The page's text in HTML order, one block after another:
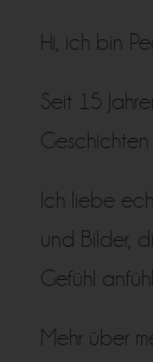
Hi, ich bin
Seit 15
Ich liebe
und Bilder,
Gefühl
Mehr über